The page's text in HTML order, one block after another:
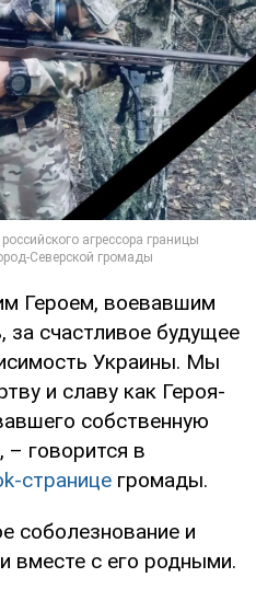
Героем, воевавшим
счастливое будущее
Украины. Мы
и славу как Героя-
собственную
– говорится в
странице громады.
соболезнование и
вместе с его родными.